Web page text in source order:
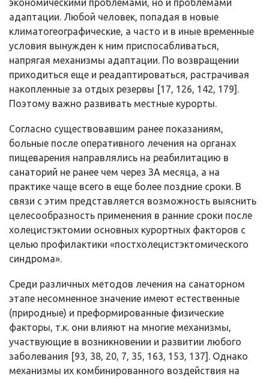
экономическими проблемами, но и проблемами
адаптации. Любой человек, попадая в новые
климатогеографические, а часто и в иные временные
условия вынужден к ним приспосабливаться,
напрягая механизмы адаптации. По возвращении
приходиться еще и реадаптироваться, растрачивая
накопленные за отдых резервы [17, 126, 142, 179].
Поэтому важно развивать местные курорты.
Согласно существовавшим ранее показаниям,
больные после оперативного лечения на органах
пищеварения направлялись на реабилитацию в
санаторий не ранее чем через ЗА месяца, а на
практике чаще всего в еще более поздние сроки. В
связи с этим представляется возможность выяснить
целесообразность применения в ранние сроки после
холецистэктомии основных курортных факторов с
целью профилактики «постхолецистэктомического
синдрома».
Среди различных методов лечения на санаторном
этапе несомненное значение имеют естественные
(природные) и преформированные физические
факторы, т.к. они влияют на многие механизмы,
участвующие в возникновении и развитии любого
заболевания [93, 38, 20, 7, 35, 163, 153, 137]. Однако
механизмы их комбинированного воздействия на